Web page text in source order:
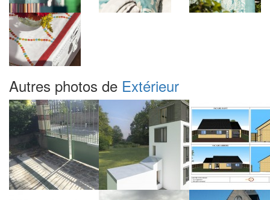
Autres photos de Extérieur